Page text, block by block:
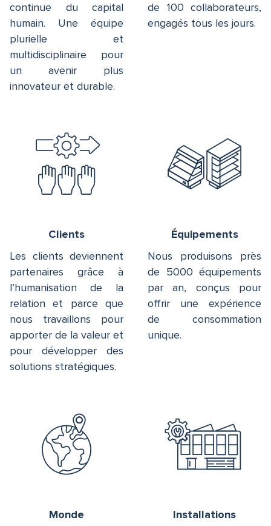
continue du capital
humain. Une équipe
plurielle et
multidisciplinaire pour
un avenir plus
innovateur et durable.
de 100 collaborateurs,
engagés tous les jours.
Clients
Les clients deviennent
partenaires grâce à
l’humanisation de la
relation et parce que
nous travaillons pour
apporter de la valeur et
pour développer des
solutions stratégiques.
Équipements
Nous produisons près
de 5000 équipements
par an, conçus pour
offrir une expérience
de consommation
unique.
Monde Installations